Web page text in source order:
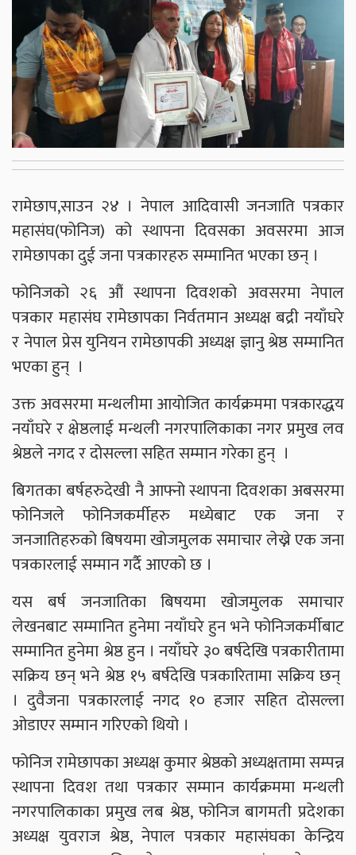
रामेछाप,साउन २४ । नेपाल आदिवासी जनजाति पत्रकार
महासंघ(फोनिज) को स्थापना दिवसका अवसरमा आज
रामेछापका दुई जना पत्रकारहरु सम्मानित भएका छन् ।
फोनिजको २६ औं स्थापना दिवशको अवसरमा नेपाल
पत्रकार महासंघ रामेछापका निर्वतमान अध्यक्ष बद्री नयाँघरे
र नेपाल प्रेस युनियन रामेछापकी अध्यक्ष ज्ञानु श्रेष्ठ सम्मानित
भएका हुन् ।
उक्त अवसरमा मन्थलीमा आयोजित कार्यक्रममा पत्रकारद्धय
नयाँघरे र क्षेष्ठलाई मन्थली नगरपालिकाका नगर प्रमुख लव
श्रेष्ठले नगद र दोसल्ला सहित सम्मान गरेका हुन् ।
बिगतका बर्षहरुदेखी नै आफ्नो स्थापना दिवशका अबसरमा
फोनिजले फोनिजकर्मीहरु मध्येबाट एक जना र
जनजातिहरुको बिषयमा खोजमुलक समाचार लेख्ने एक जना
पत्रकारलाई सम्मान गर्दै आएको छ ।
यस बर्ष जनजातिका बिषयमा खोजमुलक समाचार
लेखनबाट सम्मानित हुनेमा नयाँघरे हुन भने फोनिजकर्मीबाट
सम्मानित हुनेमा श्रेष्ठ हुन । नयाँघरे ३० बर्षदेखि पत्रकारीतामा
सक्रिय छन् भने श्रेष्ठ १५ बर्षदेखि पत्रकारितामा सक्रिय छन्
। दुवैजना पत्रकारलाई नगद १० हजार सहित दोसल्ला
ओडाएर सम्मान गरिएको थियो ।
फोनिज रामेछापका अध्यक्ष कुमार श्रेष्ठको अध्यक्षतामा सम्पन्न
स्थापना दिवश तथा पत्रकार सम्मान कार्यक्रममा मन्थली
नगरपालिकाका प्रमुख लब श्रेष्ठ, फोनिज बागमती प्रदेशका
अध्यक्ष युवराज श्रेष्ठ, नेपाल पत्रकार महासंघका केन्द्रिय